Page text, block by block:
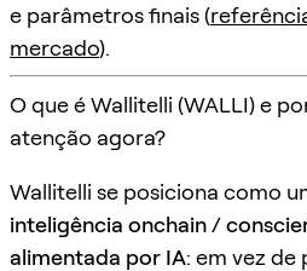
e parâmetros finais (
mercado).
O que é Wallitelli (WALLI) e
atenção agora?
Wallitelli se posiciona como
inteligência onchain /
alimentada por IA: em vez de